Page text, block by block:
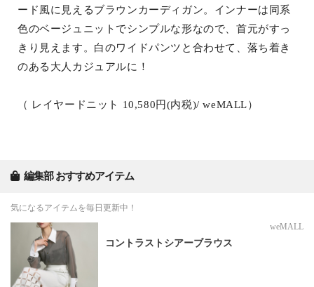
ード風に見えるブラウンカーディガン。インナーは同系
色のベージュニットでシンプルな形なので、首元がすっ
きり見えます。白のワイドパンツと合わせて、落ち着き
のある大人カジュアルに！
（ レイヤードニット 10,580円(内税)/ weMALL）
編集部 おすすめアイテム
気になるアイテムを毎日更新中！
weMALL
コントラストシアーブラウス